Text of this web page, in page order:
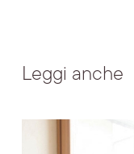
Leggi anche